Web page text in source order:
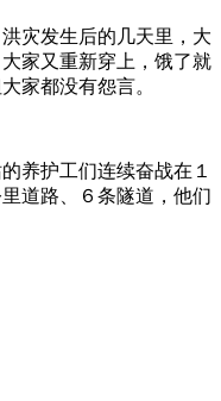
灾发生后的几天里，大
家又重新穿上，饿了就
家都没有怨言。
护工们连续奋战在１
道路、６条隧道，他们